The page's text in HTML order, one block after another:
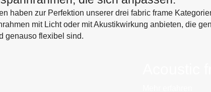
haben zur Perfektion unserer drei fabric frame
mit Licht oder mit Akustikwirkung anbieten, die
genauso flexibel sind.